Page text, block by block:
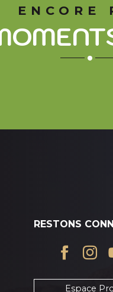
ENCORE
RESTONS
Espace